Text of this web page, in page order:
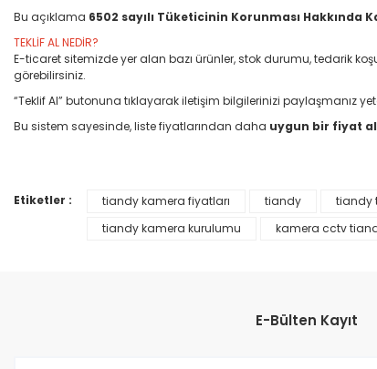
Bu açıklama 6502 sayılı Tüketicinin Korunması Hakkında
TEKLİF AL NEDİR?
E-ticaret sitemizde yer alan bazı ürünler, stok durumu, tedarik
görebilirsiniz.
“Teklif Al” butonuna tıklayarak iletişim bilgilerinizi paylaşmanız
Bu sistem sayesinde, liste fiyatlarından daha uygun bir fiyat
Bu ürünün fiyat bilgisi, resim, ürün açıklamalarında ve diğer
Görüş ve önerileriniz için teşekkür ederiz.
Etiketler : tiandy kamera fiyatları tiandy tiandy
tiandy kamera kurulumu
kamera cctv
E-Bülten Kayıt